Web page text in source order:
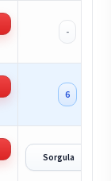
-
6
Sorgula